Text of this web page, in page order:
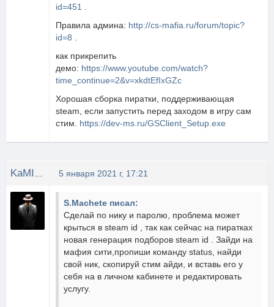
id=451
Правила админа: http://cs-mafia.ru/forum/topic?
id=8
как прикрепить
демо: https://www.youtube.com/watch?
time_continue=2&v=xkdtEfIxGZc
Хорошая сборка пиратки, поддерживающая
steam, если запустить перед заходом в игру сам
стим. https://dev-ms.ru/GSClient_Setup.exe
5 января 2021 г, 17:21
S.Machete писал:
Сделай по нику и паролю, проблема может
крыться в steam id , так как сейчас на пиратках
новая генерация подборов steam id . Зайди на
мафия сити,пропиши команду status, найди
свой ник, скопируй стим айди, и вставь его у
себя на в личном кабинете и редактировать
услугу.